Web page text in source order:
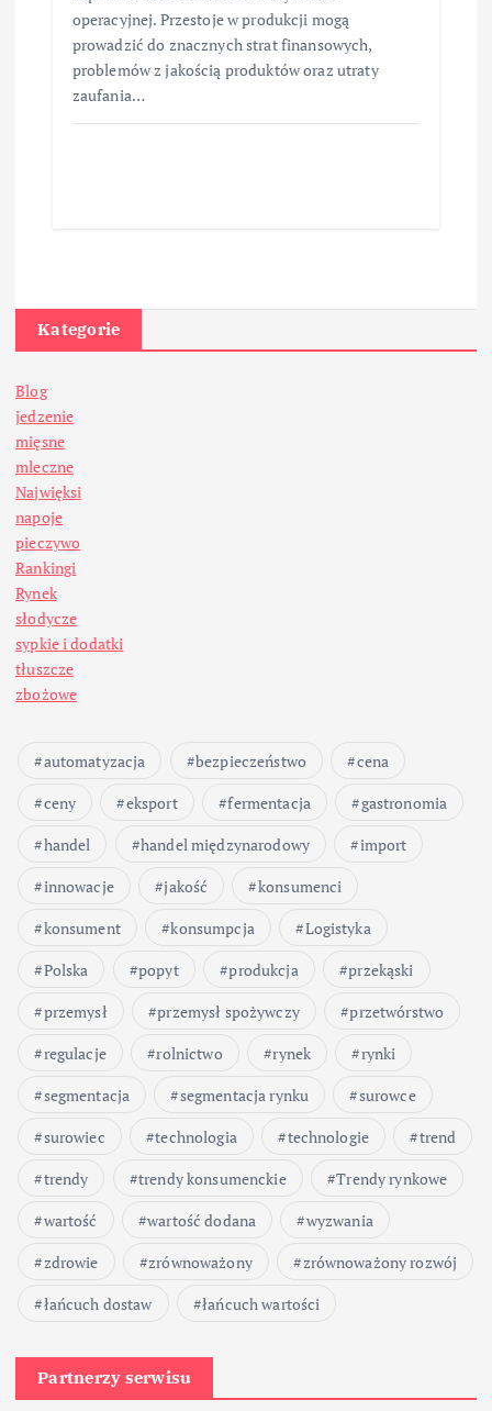
operacyjnej. Przestoje w produkcji mogą
prowadzić do znacznych strat finansowych,
problemów z jakością produktów oraz utraty
zaufania…
Kategorie
Blog
jedzenie
mięsne
mleczne
Najwięksi
napoje
pieczywo
Rankingi
Rynek
słodycze
sypkie i dodatki
tłuszcze
zbożowe
automatyzacja bezpieczeństwo
cena
ceny
eksport fermentacja
gastronomia
handel
handel międzynarodowy
import
innowacje
jakość
konsumenci
konsument
konsumpcja
Logistyka
Polska
popyt produkcja
przekąski
przemysł
przemysł spożywczy
przetwórstwo
regulacje
rolnictwo rynek
rynki
segmentacja
segmentacja rynku
surowce
surowiec
technologia technologie
trend
trendy
trendy konsumenckie
Trendy rynkowe
wartość
wartość dodana
wyzwania
zdrowie
zrównoważony
zrównoważony rozwój
łańcuch dostaw
łańcuch wartości
Partnerzy serwisu